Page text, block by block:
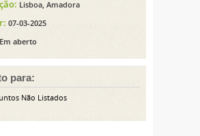
Lisboa, Amadora
07-03-2025
Em aberto
para:
Não Listados